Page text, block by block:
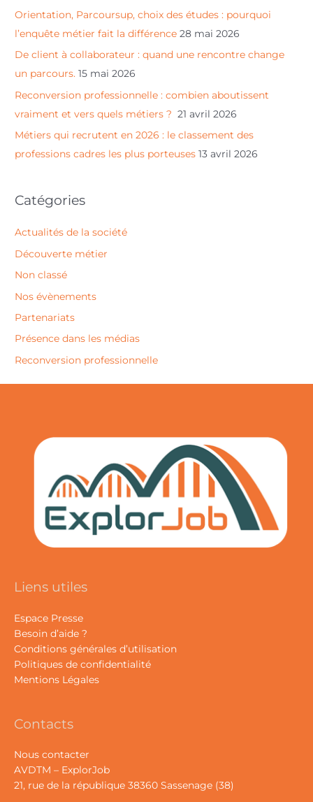
r
:
Orientation, Parcoursup, choix des études : pourquoi
l’enquête métier fait la différence 28 mai 2026
De client à collaborateur : quand une rencontre change
un parcours. 15 mai 2026
Reconversion professionnelle : combien aboutissent
vraiment et vers quels métiers ? 21 avril 2026
Métiers qui recrutent en 2026 : le classement des
professions cadres les plus porteuses 13 avril 2026
Catégories
Actualités de la société
Découverte métier
Non classé
Nos évènements
Partenariats
Présence dans les médias
Reconversion professionnelle
Liens utiles
Espace Presse
Besoin d’aide ?
Conditions générales d’utilisation
Politiques de confidentialité
Mentions Légales
Contacts
Nous contacter
AVDTM – ExplorJob
21, rue de la république 38360 Sassenage (38)